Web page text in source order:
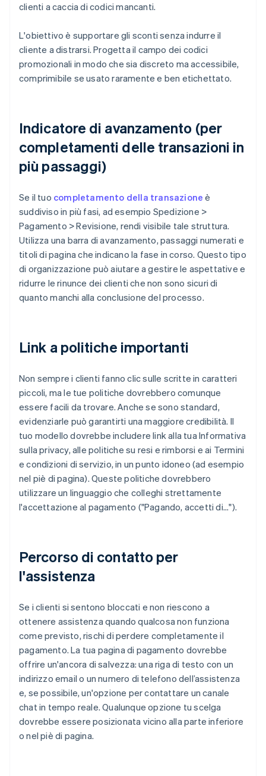
clienti a caccia di codici mancanti.
L'obiettivo è supportare gli sconti senza indurre il
cliente a distrarsi. Progetta il campo dei codici
promozionali in modo che sia discreto ma accessibile,
comprimibile se usato raramente e ben etichettato.
Indicatore di avanzamento (per
completamenti delle transazioni in
più passaggi)
Se il tuo completamento della transazione è
suddiviso in più fasi, ad esempio Spedizione >
Pagamento > Revisione, rendi visibile tale struttura.
Utilizza una barra di avanzamento, passaggi numerati e
titoli di pagina che indicano la fase in corso. Questo tipo
di organizzazione può aiutare a gestire le aspettative e
ridurre le rinunce dei clienti che non sono sicuri di
quanto manchi alla conclusione del processo.
Link a politiche importanti
Non sempre i clienti fanno clic sulle scritte in caratteri
piccoli, ma le tue politiche dovrebbero comunque
essere facili da trovare. Anche se sono standard,
evidenziarle può garantirti una maggiore credibilità. Il
tuo modello dovrebbe includere link alla tua Informativa
sulla privacy, alle politiche su resi e rimborsi e ai Termini
e condizioni di servizio, in un punto idoneo (ad esempio
nel piè di pagina). Queste politiche dovrebbero
utilizzare un linguaggio che colleghi strettamente
l'accettazione al pagamento ("Pagando, accetti di...").
Percorso di contatto per
l'assistenza
Se i clienti si sentono bloccati e non riescono a
ottenere assistenza quando qualcosa non funziona
come previsto, rischi di perdere completamente il
pagamento. La tua pagina di pagamento dovrebbe
offrire un'ancora di salvezza: una riga di testo con un
indirizzo email o un numero di telefono dell’assistenza
e, se possibile, un'opzione per contattare un canale
chat in tempo reale. Qualunque opzione tu scelga
dovrebbe essere posizionata vicino alla parte inferiore
o nel piè di pagina.